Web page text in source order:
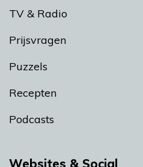
TV & Radio
Prijsvragen
Puzzels
Recepten
Podcasts
Websites & Social